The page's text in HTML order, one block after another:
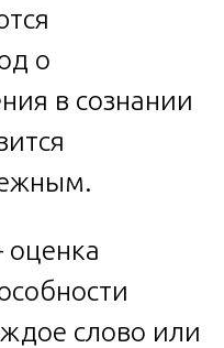
о
в сознании
оценка
слово или